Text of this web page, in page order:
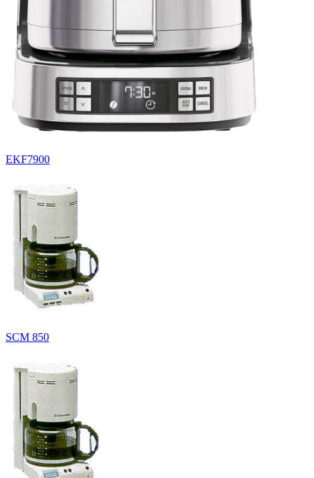
EKF7900
SCM 850